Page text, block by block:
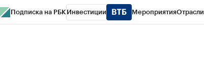
Подписка на РБК Инвестиции МероприятияОтрасли